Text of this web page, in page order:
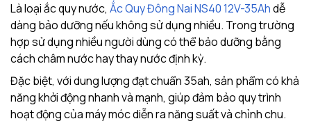
Là loại ắc quy nước, Ắc Quy Đông Nai NS40 12V-35Ahdễ
dàng bảo dưỡng nếu không sử dụng nhiều. Trong trường
hợp sử dụng nhiều người dùng có thể bảo dưỡng bằng
cách châm nước hay thay nước định kỳ.
Đặc biệt, với dung lượng đạt chuẩn 35ah, sản phẩm có khả
năng khởi động nhanh và mạnh, giúp đảm bảo quy trình
hoạt động của máy móc diễn ra năng suất và chỉnh chu.